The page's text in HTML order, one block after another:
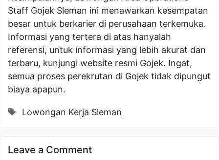
Staff Gojek Sleman ini menawarkan kesempatan
besar untuk berkarier di perusahaan terkemuka.
Informasi yang tertera di atas hanyalah
referensi, untuk informasi yang lebih akurat dan
terbaru, kunjungi website resmi Gojek. Ingat,
semua proses perekrutan di Gojek tidak dipungut
biaya apapun.
Tags
Lowongan Kerja Sleman
Leave a Comment